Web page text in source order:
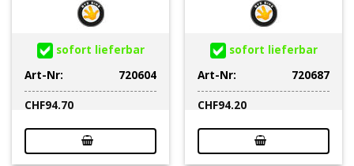
sofort lieferbar
Art-Nr:
720604
CHF94.70
sofort lieferbar
Art-Nr:
720687
CHF94.20